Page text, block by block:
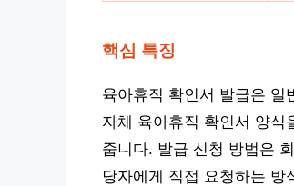
핵심 특징
육아휴직 확인서 발급은 일
자체 육아휴직 확인서 양식
줍니다. 발급 신청 방법은
당자에게 직접 요청하는 방